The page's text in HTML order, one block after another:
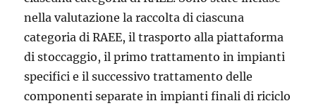
nella valutazione la raccolta di ciascuna
categoria di RAEE, il trasporto alla piattaforma
di stoccaggio, il primo trattamento in impianti
specifici e il successivo trattamento delle
componenti separate in impianti finali di riciclo